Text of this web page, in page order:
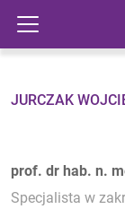
JURCZAK
prof. dr hab. n.
Specjalista w